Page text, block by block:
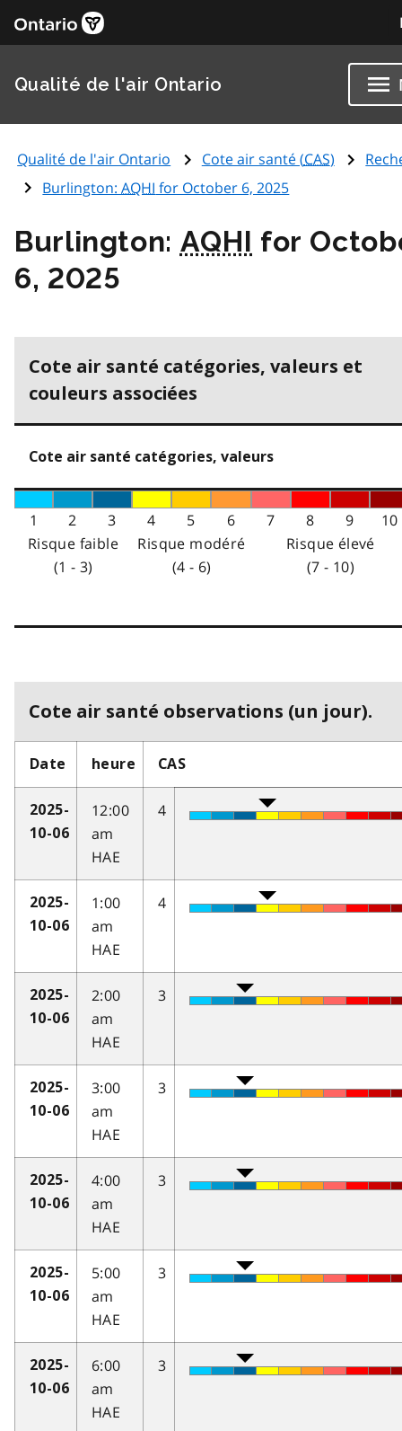
Qualité de l'air Ontario
Qualité de l'air Ontario Cote air santé (CAS)
Burlington:AQHI for October 6, 2025
Burlington: AQHI for
6, 2025
Cote air santé catégories, valeurs et
couleurs associées
Cote air santé catégories, valeurs
1 2 3 4 5 6 7 8 9
10
Risque faible
(1 - 3)
Risque modéré
(4 - 6)
Risque élevé
(7 - 10)
Cote air santé observations (un jour).
Date heure CAS
2025-
10-06
12:00
am
HAE
4
2025-
10-06
1:00
am
HAE
4
2025-
10-06
2:00
am
HAE
3
2025-
10-06
3:00
am
HAE
3
2025-
10-06
4:00
am
HAE
3
2025-
10-06
5:00
am
HAE
3
2025-
10-06
6:00
am
HAE
3